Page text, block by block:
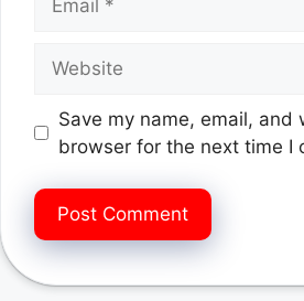
Save my name, email, and
browser for the next time I